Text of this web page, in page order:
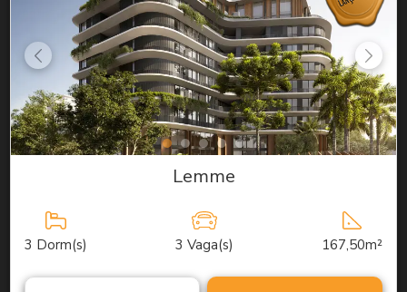
Lemme
3 Dorm(s) 3 Vaga(s) 167,50m²